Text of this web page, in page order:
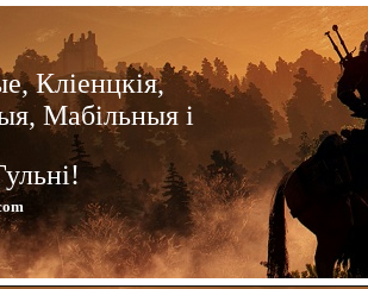
Кліенцкія,
Мабільныя і